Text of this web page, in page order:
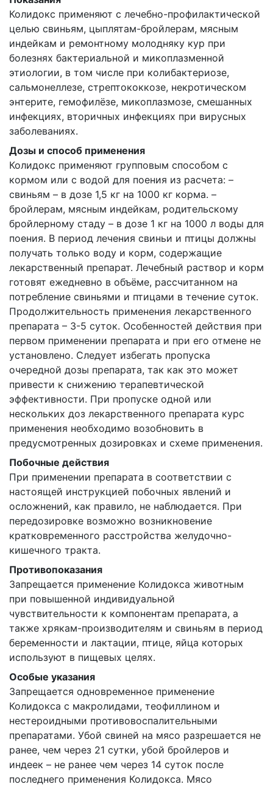
Колидокс применяют с лечебно-профилактической
целью свиньям, цыплятам-бройлерам, мясным
индейкам и ремонтному молодняку кур при
болезнях бактериальной и микоплазменной
этиологии, в том числе при колибактериозе,
сальмонеллезе, стрептококкозе, некротическом
энтерите, гемофилёзе, микоплазмозе, смешанных
инфекциях, вторичных инфекциях при вирусных
заболеваниях.
Дозы и способ применения
Колидокс применяют групповым способом с
кормом или с водой для поения из расчета: –
свиньям – в дозе 1,5 кг на 1000 кг корма. –
бройлерам, мясным индейкам, родительскому
бройлерному стаду – в дозе 1 кг на 1000 л воды для
поения. В период лечения свиньи и птицы должны
получать только воду и корм, содержащие
лекарственный препарат. Лечебный раствор и корм
готовят ежедневно в объёме, рассчитанном на
потребление свиньями и птицами в течение суток.
Продолжительность применения лекарственного
препарата – 3-5 суток. Особенностей действия при
первом применении препарата и при его отмене не
установлено. Следует избегать пропуска
очередной дозы препарата, так как это может
привести к снижению терапевтической
эффективности. При пропуске одной или
нескольких доз лекарственного препарата курс
применения необходимо возобновить в
предусмотренных дозировках и схеме применения.
Побочные действия
При применении препарата в соответствии с
настоящей инструкцией побочных явлений и
осложнений, как правило, не наблюдается. При
передозировке возможно возникновение
кратковременного расстройства желудочно-
кишечного тракта.
Противопоказания
Запрещается применение Колидокса животным
при повышенной индивидуальной
чувствительности к компонентам препарата, а
также хрякам-производителям и свиньям в период
беременности и лактации, птице, яйца которых
используют в пищевых целях.
Особые указания
Запрещается одновременное применение
Колидокса с макролидами, теофиллином и
нестероидными противовоспалительными
препаратами. Убой свиней на мясо разрешается не
ранее, чем через 21 сутки, убой бройлеров и
индеек – не ранее чем через 14 суток после
последнего применения Колидокса. Мясо